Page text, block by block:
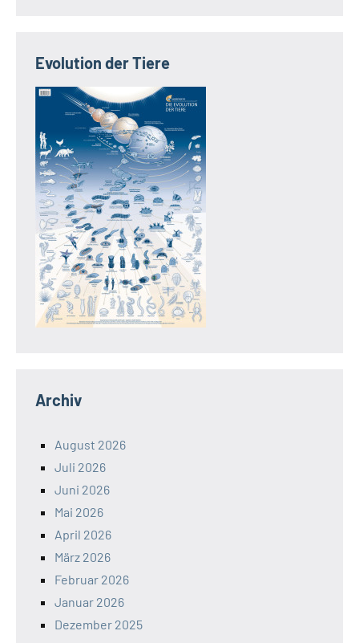
Evolution der Tiere
Archiv
August 2026
Juli 2026
Juni 2026
Mai 2026
April 2026
März 2026
Februar 2026
Januar 2026
Dezember 2025